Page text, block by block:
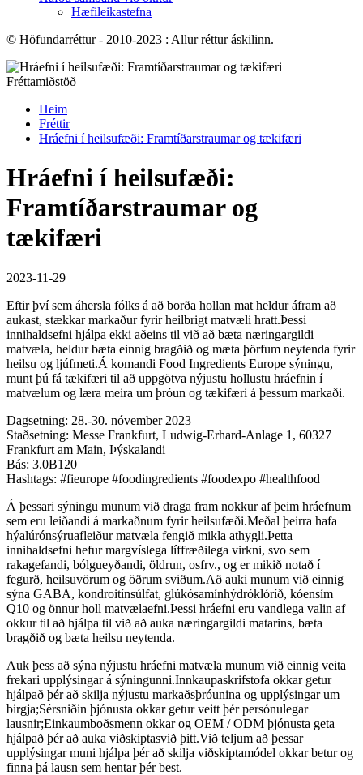
Hæfileikastefna
© Höfundarréttur - 2010-2023 : Allur réttur áskilinn.
Fréttamiðstöð
Heim
Fréttir
Hráefni í heilsufæði: Framtíðarstraumar og tækifæri
Hráefni í heilsufæði:
Framtíðarstraumar og
tækifæri
2023-11-29
Eftir því sem áhersla fólks á að borða hollan mat heldur áfram að
aukast, stækkar markaður fyrir heilbrigt matvæli hratt.Þessi
innihaldsefni hjálpa ekki aðeins til við að bæta næringargildi
matvæla, heldur bæta einnig bragðið og mæta þörfum neytenda fyrir
heilsu og ljúfmeti.Á komandi Food Ingredients Europe sýningu,
munt þú fá tækifæri til að uppgötva nýjustu hollustu hráefnin í
matvælum og læra meira um þróun og tækifæri á þessum markaði.
Dagsetning: 28.-30. nóvember 2023
Staðsetning: Messe Frankfurt, Ludwig-Erhard-Anlage 1, 60327
Frankfurt am Main, Þýskalandi
Bás: 3.0B120
Hashtags: #fieurope #foodingredients #foodexpo #healthfood
Á þessari sýningu munum við draga fram nokkur af þeim hráefnum
sem eru leiðandi á markaðnum fyrir heilsufæði.Meðal þeirra hafa
hýalúrónsýruafleiður matvæla fengið mikla athygli.Þetta
innihaldsefni hefur margvíslega líffræðilega virkni, svo sem
rakagefandi, bólgueyðandi, öldrun, osfrv., og er mikið notað í
fegurð, heilsuvörum og öðrum sviðum.Að auki munum við einnig
sýna GABA, kondroitínsúlfat, glúkósamínhýdróklóríð, kóensím
Q10 og önnur holl matvælaefni.Þessi hráefni eru vandlega valin af
okkur til að hjálpa til við að auka næringargildi matarins, bæta
bragðið og bæta heilsu neytenda.
Auk þess að sýna nýjustu hráefni matvæla munum við einnig veita
frekari upplýsingar á sýningunni.Innkaupaskrifstofa okkar getur
hjálpað þér að skilja nýjustu markaðsþróunina og upplýsingar um
birgja;Sérsniðin þjónusta okkar getur veitt þér persónulegar
lausnir;Einkaumboðsmenn okkar og OEM / ODM þjónusta geta
hjálpað þér að auka viðskiptasvið þitt.Við teljum að þessar
upplýsingar muni hjálpa þér að skilja viðskiptamódel okkar betur og
finna þá lausn sem hentar þér best.